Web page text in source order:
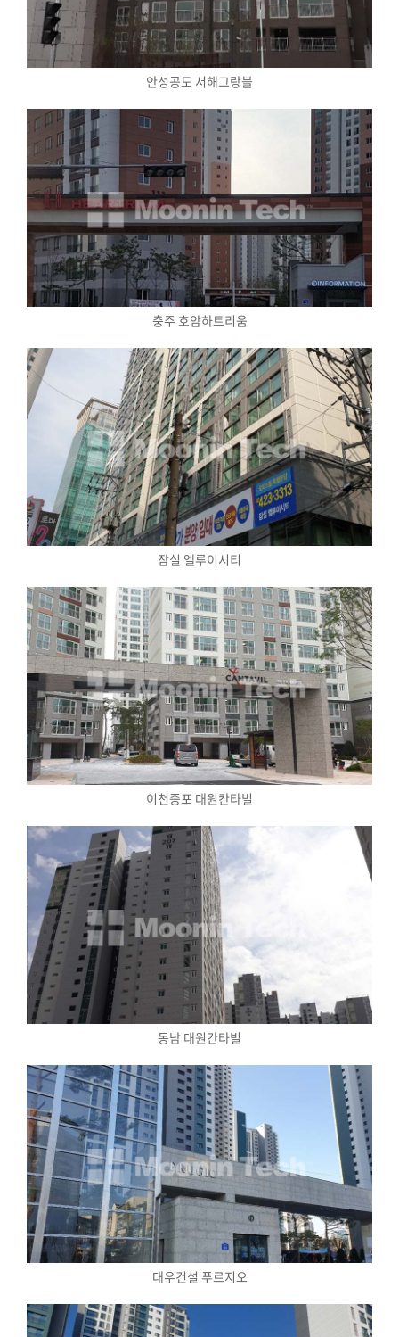
안성공도 서해그랑블
충주 호암하트리움
잠실 엘루이시티
이천증포 대원칸타빌
동남 대원칸타빌
대우건설 푸르지오